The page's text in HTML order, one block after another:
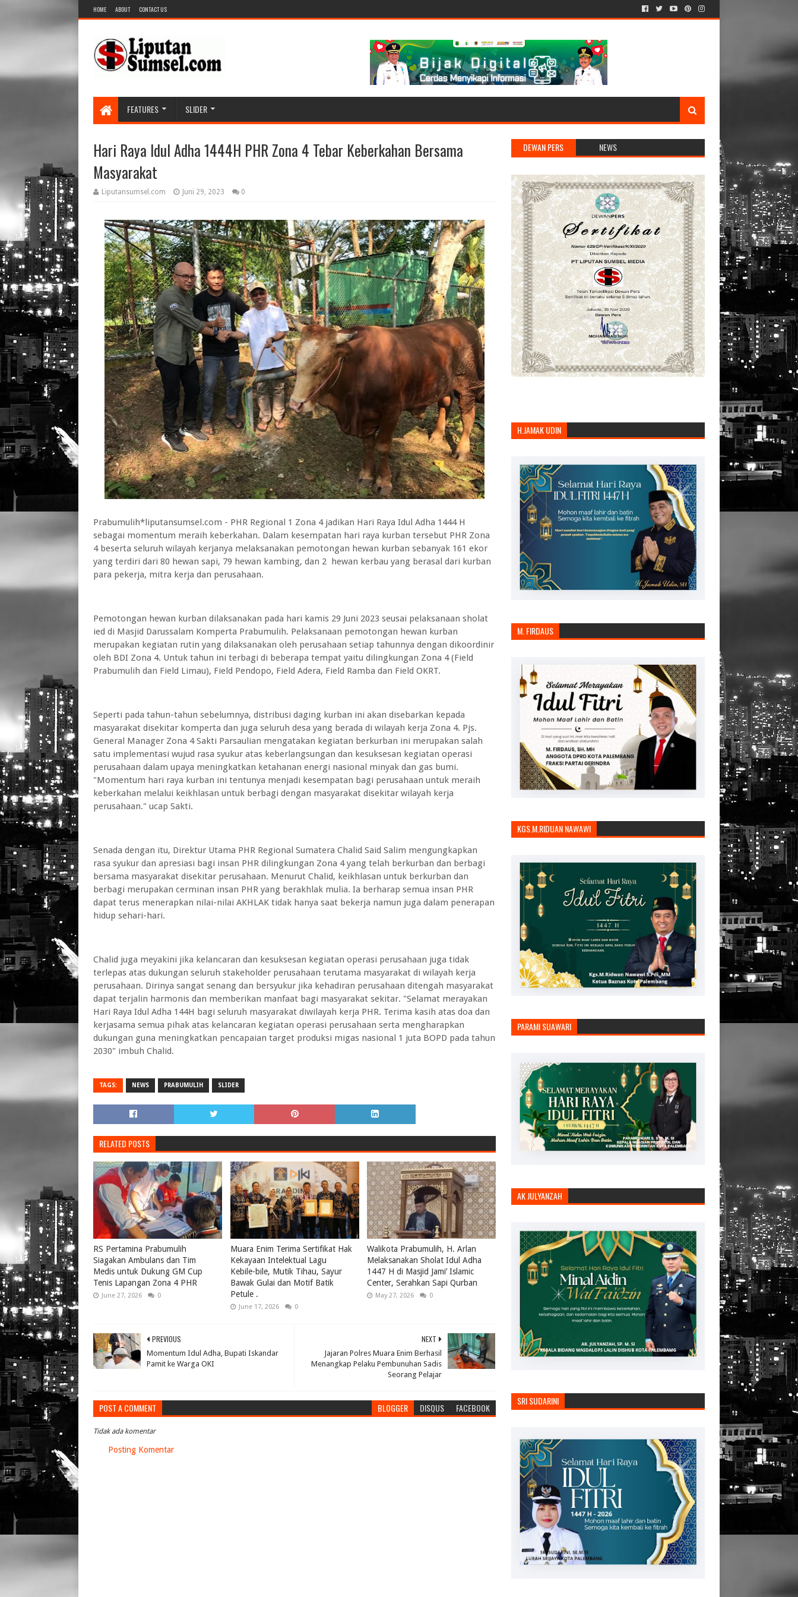
HOME ABOUT CONTACT US
FEATURES SLIDER
Hari Raya Idul Adha 1444H PHR Zona 4 Tebar Keberkahan Bersama
Masyarakat
Liputansumsel.com Juni 29, 2023 0
Prabumulih*liputansumsel.com - PHR Regional 1 Zona 4 jadikan Hari Raya Idul Adha 1444 H
sebagai momentum meraih keberkahan. Dalam kesempatan hari raya kurban tersebut PHR Zona
4 beserta seluruh wilayah kerjanya melaksanakan pemotongan hewan kurban sebanyak 161 ekor
yang terdiri dari 80 hewan sapi, 79 hewan kambing, dan 2 hewan kerbau yang berasal dari kurban
para pekerja, mitra kerja dan perusahaan.
Pemotongan hewan kurban dilaksanakan pada hari kamis 29 Juni 2023 seusai pelaksanaan sholat
ied di Masjid Darussalam Komperta Prabumulih. Pelaksanaan pemotongan hewan kurban
merupakan kegiatan rutin yang dilaksanakan oleh perusahaan setiap tahunnya dengan dikoordinir
oleh BDI Zona 4. Untuk tahun ini terbagi di beberapa tempat yaitu dilingkungan Zona 4 (Field
Prabumulih dan Field Limau), Field Pendopo, Field Adera, Field Ramba dan Field OKRT.
Seperti pada tahun-tahun sebelumnya, distribusi daging kurban ini akan disebarkan kepada
masyarakat disekitar komperta dan juga seluruh desa yang berada di wilayah kerja Zona 4. Pjs.
General Manager Zona 4 Sakti Parsaulian mengatakan kegiatan berkurban ini merupakan salah
satu implementasi wujud rasa syukur atas keberlangsungan dan kesuksesan kegiatan operasi
perusahaan dalam upaya meningkatkan ketahanan energi nasional minyak dan gas bumi.
"Momentum hari raya kurban ini tentunya menjadi kesempatan bagi perusahaan untuk meraih
keberkahan melalui keikhlasan untuk berbagi dengan masyarakat disekitar wilayah kerja
perusahaan." ucap Sakti.
Senada dengan itu, Direktur Utama PHR Regional Sumatera Chalid Said Salim mengungkapkan
rasa syukur dan apresiasi bagi insan PHR dilingkungan Zona 4 yang telah berkurban dan berbagi
bersama masyarakat disekitar perusahaan. Menurut Chalid, keikhlasan untuk berkurban dan
berbagi merupakan cerminan insan PHR yang berakhlak mulia. Ia berharap semua insan PHR
dapat terus menerapkan nilai-nilai AKHLAK tidak hanya saat bekerja namun juga dalam penerapan
hidup sehari-hari.
Chalid juga meyakini jika kelancaran dan kesuksesan kegiatan operasi perusahaan juga tidak
terlepas atas dukungan seluruh stakeholder perusahaan terutama masyarakat di wilayah kerja
perusahaan. Dirinya sangat senang dan bersyukur jika kehadiran perusahaan ditengah masyarakat
dapat terjalin harmonis dan memberikan manfaat bagi masyarakat sekitar. "Selamat merayakan
Hari Raya Idul Adha 144H bagi seluruh masyarakat diwilayah kerja PHR. Terima kasih atas doa dan
kerjasama semua pihak atas kelancaran kegiatan operasi perusahaan serta mengharapkan
dukungan guna meningkatkan pencapaian target produksi migas nasional 1 juta BOPD pada tahun
2030" imbuh Chalid.
TAGS: NEWS PRABUMULIH SLIDER
RELATED POSTS
RS Pertamina Prabumulih
Siagakan Ambulans dan Tim
Medis untuk Dukung GM Cup
Tenis Lapangan Zona 4 PHR
June 27, 2026 0
Muara Enim Terima Sertifikat Hak
Kekayaan Intelektual Lagu
Kebile-bile, Mutik Tihau, Sayur
Bawak Gulai dan Motif Batik
Petule .
June 17, 2026 0
Walikota Prabumulih, H. Arlan
Melaksanakan Sholat Idul Adha
1447 H di Masjid Jami’ Islamic
Center, Serahkan Sapi Qurban
May 27, 2026 0
NEXT
Jajaran Polres Muara Enim Berhasil
Menangkap Pelaku Pembunuhan Sadis
Seorang Pelajar
PREVIOUS
Momentum Idul Adha, Bupati Iskandar
Pamit ke Warga OKI
POST A COMMENT BLOGGER DISQUS FACEBOOK
Tidak ada komentar
Posting Komentar
DEWAN PERS NEWS
H.JAMAK UDIN
M. FIRDAUS
KGS.M.RIDUAN NAWAWI
PARAMI SUAWARI
AK JULYANZAH
SRI SUDARINI